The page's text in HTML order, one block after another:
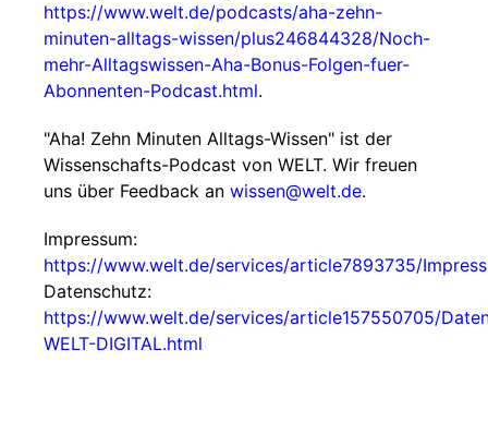
https://www.welt.de/podcasts/aha-zehn-
minuten-alltags-wissen/plus246844328/Noch-
mehr-Alltagswissen-Aha-Bonus-Folgen-fuer-
Abonnenten-Podcast.html.
"Aha! Zehn Minuten Alltags-Wissen" ist der
Wissenschafts-Podcast von WELT. Wir freuen
uns über Feedback an wissen@welt.de.
Impressum:
https://www.welt.de/services/article7893735/
Datenschutz:
https://www.welt.de/services/article157550705/
WELT-DIGITAL.html